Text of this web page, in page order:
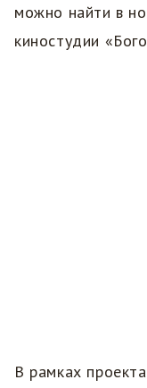
можно найти в
киностудии
В рамках